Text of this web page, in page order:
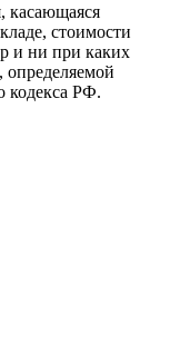
касающаяся
стоимости
и ни при каких
определяемой
кодекса РФ.